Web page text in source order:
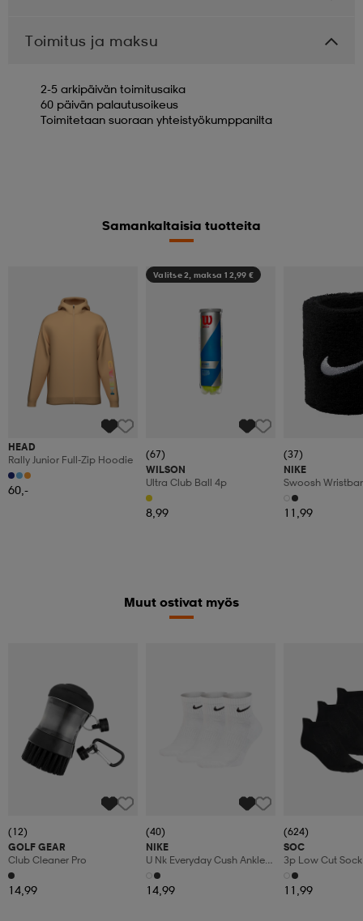
Toimitus ja maksu
2-5 arkipäivän toimitusaika
60 päivän palautusoikeus
Toimitetaan suoraan yhteistyökumppanilta
Samankaltaisia tuotteita
HEAD
Rally Junior Full-Zip Hoodie
60,-
Valitse 2, maksa 12,99 €
(67)
WILSON
Ultra Club Ball 4p
8,99
(37)
NIKE
Swoosh
11,99
Muut ostivat myös
(12)
GOLF GEAR
Club Cleaner Pro
14,99
(40)
NIKE
U Nk Everyday Cush Ankle
3pr
14,99
(624)
SOC
3p Low Cut Sock
11,99